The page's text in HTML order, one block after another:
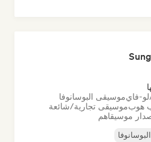
لو-فايموسيقى البوسانوفا
هوبموسيقى تجارية/شائعة
موسيقاهم